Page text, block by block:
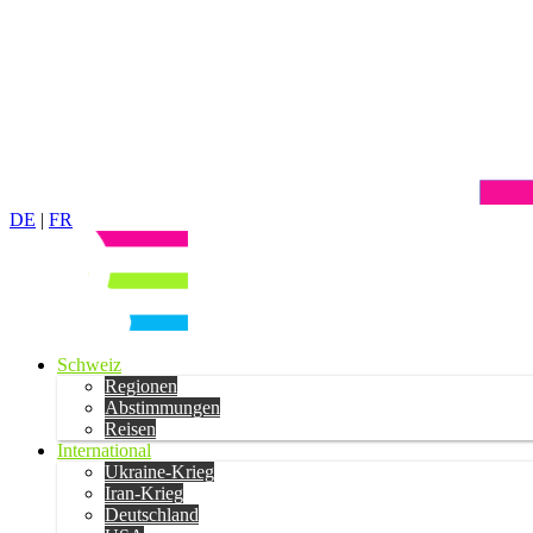
DE | FR
Schweiz
Regionen
Abstimmungen
Reisen
International
Ukraine-Krieg
Iran-Krieg
Deutschland